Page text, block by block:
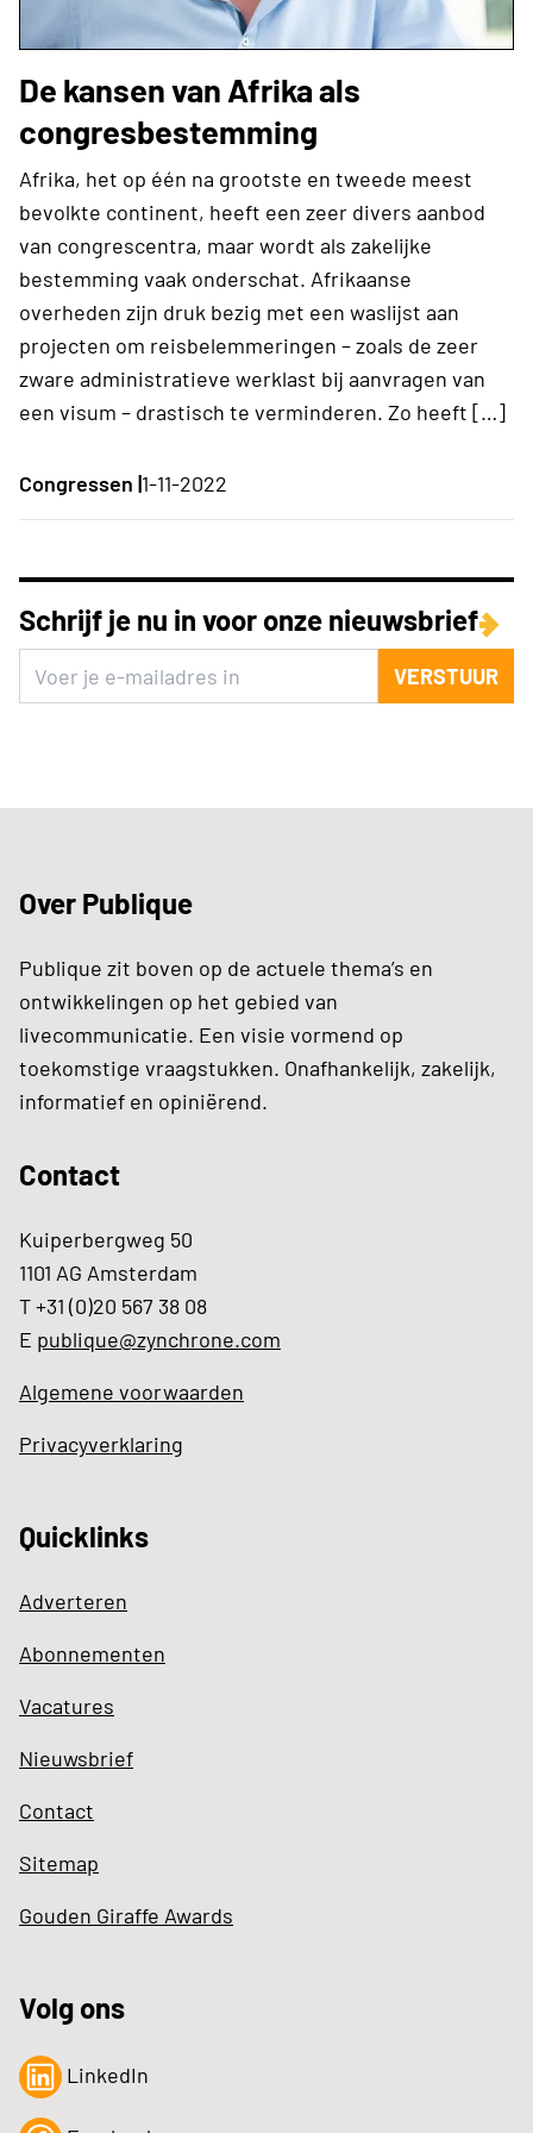
De kansen van Afrika als
congresbestemming
Afrika, het op één na grootste en tweede meest
bevolkte continent, heeft een zeer divers aanbod
van congrescentra, maar wordt als zakelijke
bestemming vaak onderschat. Afrikaanse
overheden zijn druk bezig met een waslijst aan
projecten om reisbelemmeringen – zoals de zeer
zware administratieve werklast bij aanvragen van
een visum – drastisch te verminderen. Zo heeft […]
Congressen |1-11-2022
Schrijf je nu in voor onze nieuwsbrief
VERSTUUR
Over Publique
Publique zit boven op de actuele thema’s en
ontwikkelingen op het gebied van
livecommunicatie. Een visie vormend op
toekomstige vraagstukken. Onafhankelijk, zakelijk,
informatief en opiniërend.
Contact
Kuiperbergweg 50
1101 AG Amsterdam
T +31 (0)20 567 38 08
E publique@zynchrone.com
Algemene voorwaarden
Privacyverklaring
Quicklinks
Adverteren
Abonnementen
Vacatures
Nieuwsbrief
Contact
Sitemap
Gouden Giraffe Awards
Volg ons
LinkedIn